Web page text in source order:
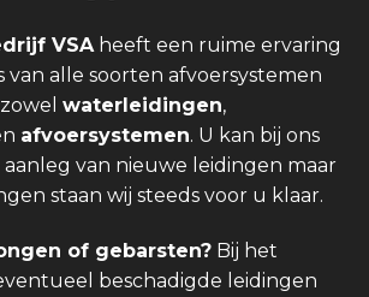
VSA heeft een ruime ervaring
van alle soorten afvoersystemen
waterleidingen,
afvoersystemen. U kan bij ons
van nieuwe leidingen maar
staan wij steeds voor u klaar.
of gebarsten? Bij het
beschadigde leidingen